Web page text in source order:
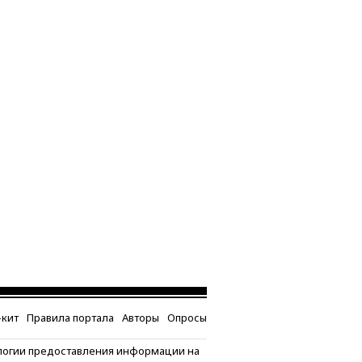
Правила портала Авторы Опросы
предоставления информации на